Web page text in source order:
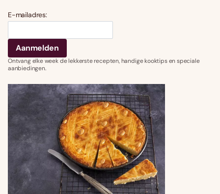
E-mailadres:
Ontvang elke week de lekkerste recepten, handige kooktips en speciale
aanbiedingen.